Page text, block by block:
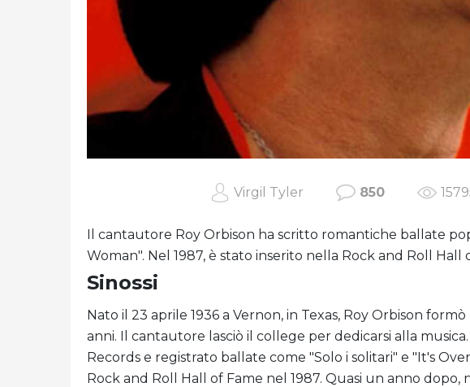
Virgil Tyler 850
Il cantautore Roy Orbison ha scritto romantiche ballate
Woman". Nel 1987, è stato inserito nella Rock and Roll Hall
Sinossi
Nato il 23 aprile 1936 a Vernon, in Texas, Roy Orbison
anni. Il cantautore lasciò il college per dedicarsi alla
Records e registrato ballate come "Solo i solitari" e "It's
Rock and Roll Hall of Fame nel 1987. Quasi un anno dopo,